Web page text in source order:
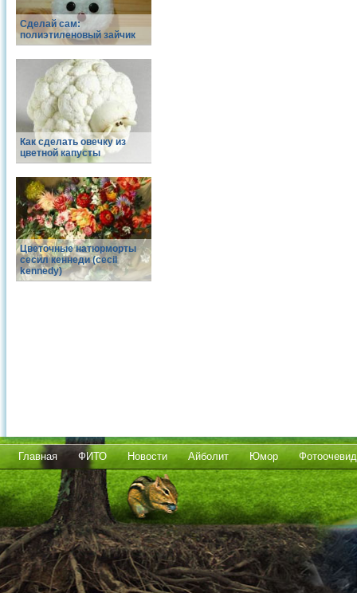
Сделай сам:
полиэтиленовый зайчик
Как сделать овечку из
цветной капусты
Цветочные натюрморты
сесил кеннеди (cecil
kennedy)
Главная ФИТО Новости Айболит Юмор